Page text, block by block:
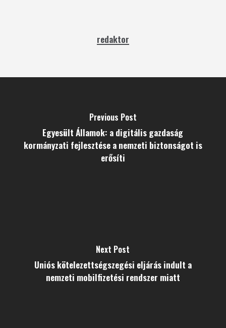
redaktor
Previous Post
Egyesült Államok: a digitális gazdaság
kormányzati fejlesztése a nemzeti biztonságot is
erősíti
Next Post
Uniós kötelezettségszegési eljárás indult a
nemzeti mobilfizetési rendszer miatt